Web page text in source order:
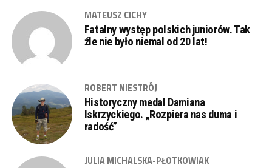
MATEUSZ CICHY
Fatalny występ polskich juniorów. Tak
źle nie było niemal od 20 lat!
ROBERT NIESTRÓJ
Historyczny medal Damiana
Iskrzyckiego. „Rozpiera nas duma i
radość”
JULIA MICHALSKA-PŁOTKOWIAK